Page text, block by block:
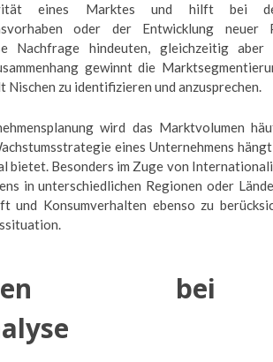
eines Marktes und hilft bei
oder der Entwicklung neuer
Nachfrage hindeuten, gleichzeitig
gewinnt die
zu identifizieren und anzusprechen.
wird das Marktvolumen
eines Unternehmens
bietet. Besonders im Zuge von
in unterschiedlichen Regionen oder
und Konsumverhalten ebenso zu